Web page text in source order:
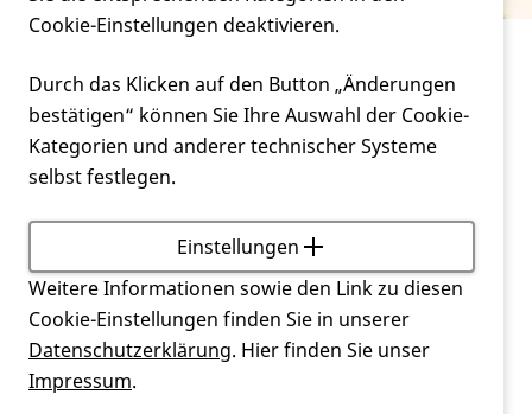
Die prozentuale Wahrscheinlichkeit, mit der eine
bestimmte Mutationsich als phänotypisches
Merkmal ausbildet. Bei der
steigt die Penetranz mit der Anzahl derCAG-
Repeats; liegt diese zwischen 36 und 39, so wird nur
ein Teil der Betroffenen Symptome entwickeln, und
dies meist sehr spät im Leben (verminderte
Penetranz). Bei einer
CAG-Repeat
-Länge von 40 und
darüber werden die Betroffenen innerhalb einer
normalen Lebensdauer die Krankheit entwickeln
Cookie-Einstellungen deaktivieren.
Durch das Klicken auf den Button „Änderungen
bestätigen“ können Sie Ihre Auswahl der Cookie-
Kategorien und anderer technischer Systeme
selbst festlegen.
Einstellungen
Weitere Informationen sowie den Link zu diesen
Cookie-Einstellungen finden Sie in unserer
Datenschutzerklärung. Hier finden Sie unser
Impressum.